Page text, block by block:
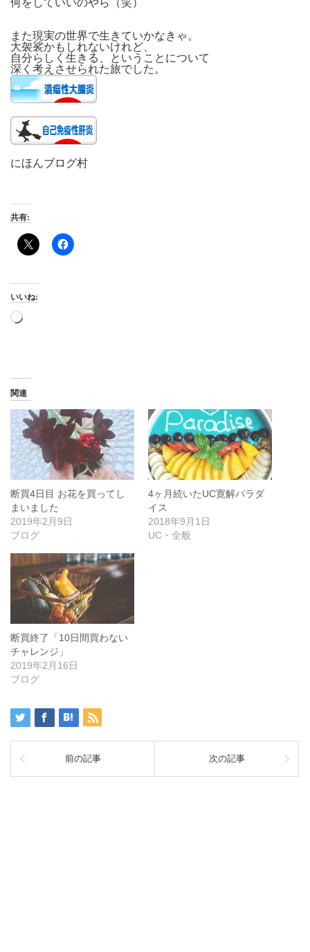
また現実の世界で生きていかなきゃ。
大袈裟かもしれないけれど、
自分らしく生きる、ということについて
深く考えさせられた旅でした。
にほんブログ村
共有:
いいね:
読
関連
断買4日目 お花を買ってし
まいました
2019年2月9日
ブログ
4ヶ月続いたUC寛解パラダ
イス
2018年9月1日
UC・全般
断買終了「10日間買わない
チャレンジ」
2019年2月16日
ブログ
前の記事 次の記事